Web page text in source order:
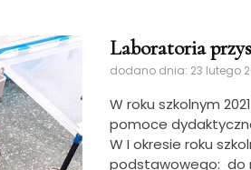
Laboratoria
dodano dnia: 23 lutego
W roku szkolnym
pomoce
W I okresie roku
podstawowego: do